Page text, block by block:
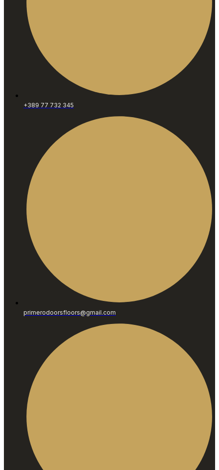
+389 77 732 345
primerodoorsfloors@gmail.com